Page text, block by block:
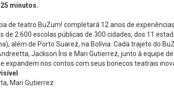
minutos.
de teatro BuZum! completará 12 anos de
2.600 escolas públicas de 300 cidades, dos 11
além de Porto Suarez, na Bolívia. Cada trajeto do
Jackson Íris e Mari Gutierrez, junto à equipe
expandem nos contos com seus bonecos teatrais
Mari Gutierrez